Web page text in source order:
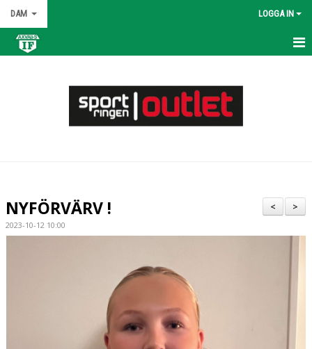
DAM LOGGA IN
BILDGALLERI
>
<
NYFÖRVÄRV !
2023-10-12 10:00